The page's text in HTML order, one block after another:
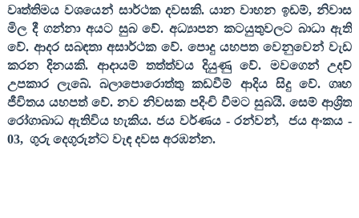
වෘත්තිමය වශයෙන් සාර්ථක දවසකි. යාන වාහන ඉඩම්,නිවාස
මිල දී ගන්නා අයට සුබ වේ. අධ්‍යාපන කටයුතුවලට බාධා ඇති
වේ. ආදර සබඳතා අසාර්ථක වේ. පොදු යහපත වෙනුවෙන් වැඩ
කරන දිනයකි. ආදායම් තත්ත්වය දියුණු වේ. මවගෙන් උදව්
උපකාර ලැබේ. බලාපොරොත්තු කඩවීම් ආදිය සිදු වේ. ගෘහ
ජීවිතය යහපත් වේ. නව නිවසක පදිංචි වීමට සුබයි. සෙම් ආශ්‍රිත
රෝගාබාධ ඇතිවිය හැකිය. ජය වර්ණය-රන්වන්, ජය අංකය-
03, ගුරු දෙගුරුන්ට වැඳ දවස අරඹන්න.